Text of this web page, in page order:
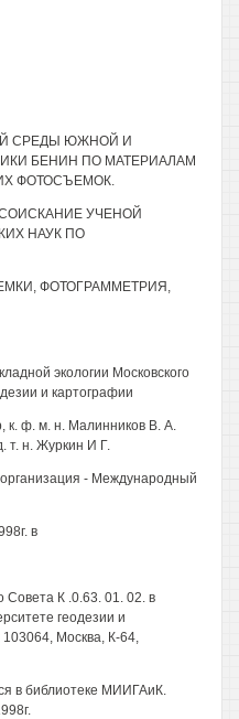
СРЕДЫ ЮЖНОЙ И
БЕНИН ПО МАТЕРИАЛАМ
ФОТОСЪЕМОК.
УЧЕНОЙ
НАУК ПО
ФОТОГРАММЕТРИЯ,
экологии Московского
и картографии
к. ф. м. н. Малинников В. А.
т. н. Журкин И Г.
- Международный
в
Совета К .0.63. 01. 02. в
геодезии и
Москва, К-64,
в библиотеке МИИГАиК.